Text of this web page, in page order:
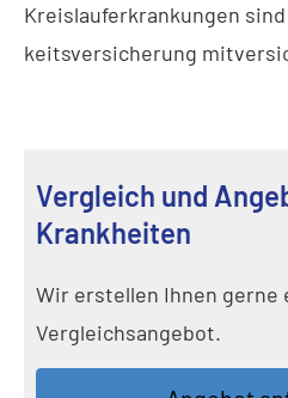
Kreislauferkrankungen
keitsversicherung
Vergleich und
Krank­hei­ten
Wir erstellen Ihnen gerne
Vergleichsangebot.